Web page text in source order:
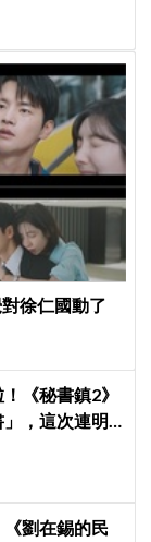
徐仁國動了
《秘書鎮2》
，這次連明
劉在錫的民